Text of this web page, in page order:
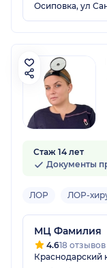
Осиповка, ул
Стаж 14 лет
Документы
ЛОР ЛОР-
МЦ Фамилия
4.618 отзывов
Краснодарский